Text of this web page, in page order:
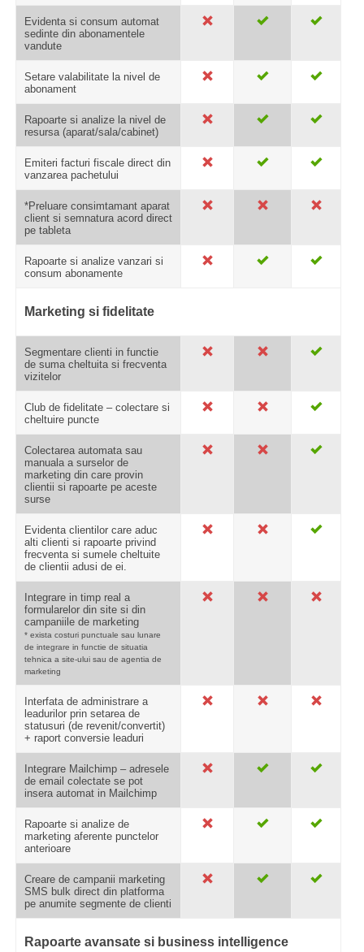
Evidenta si consum automat
sedinte din abonamentele
vandute
Setare valabilitate la nivel de
abonament
Rapoarte si analize la nivel de
resursa (aparat/sala/cabinet)
Emiteri facturi fiscale direct din
vanzarea pachetului
*Preluare consimtamant aparat
client si semnatura acord direct
pe tableta
Rapoarte si analize vanzari si
consum abonamente
Marketing si fidelitate
Segmentare clienti in functie
de suma cheltuita si frecventa
vizitelor
Club de fidelitate – colectare si
cheltuire puncte
Colectarea automata sau
manuala a surselor de
marketing din care provin
clientii si rapoarte pe aceste
surse
Evidenta clientilor care aduc
alti clienti si rapoarte privind
frecventa si sumele cheltuite
de clientii adusi de ei.
Integrare in timp real a
formularelor din site si din
campaniile de marketing
* exista costuri punctuale sau lunare
de integrare in functie de situatia
tehnica a site-ului sau de agentia de
marketing
Interfata de administrare a
leadurilor prin setarea de
statusuri (de revenit/convertit)
+ raport conversie leaduri
Integrare Mailchimp – adresele
de email colectate se pot
insera automat in Mailchimp
Rapoarte si analize de
marketing aferente punctelor
anterioare
Creare de campanii marketing
SMS bulk direct din platforma
pe anumite segmente de clienti
Rapoarte avansate si business intelligence